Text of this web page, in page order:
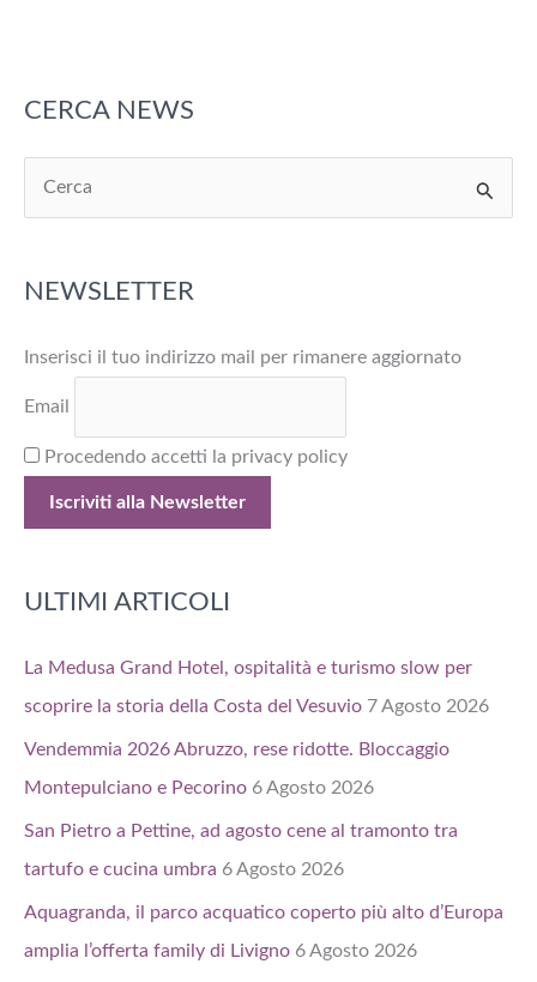
CERCA NEWS
e
c
:
NEWSLETTER
Inserisci il tuo indirizzo mail per rimanere aggiornato
Email
Procedendo accetti la privacy policy
ULTIMI ARTICOLI
La Medusa Grand Hotel, ospitalità e turismo slow per
scoprire la storia della Costa del Vesuvio 7 Agosto 2026
Vendemmia 2026 Abruzzo, rese ridotte. Bloccaggio
Montepulciano e Pecorino 6 Agosto 2026
San Pietro a Pettine, ad agosto cene al tramonto tra
tartufo e cucina umbra 6 Agosto 2026
Aquagranda, il parco acquatico coperto più alto d’Europa
amplia l’offerta family di Livigno 6 Agosto 2026